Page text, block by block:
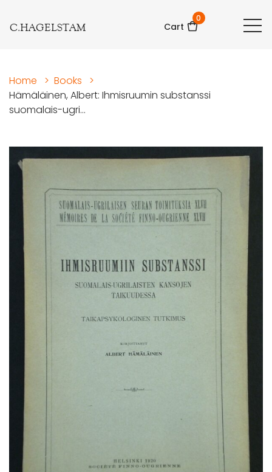
C.HAGELSTAM Cart
0
Home > Books
>
Hämäläinen, Albert: Ihmisruumin substanssi
suomalais-ugri...